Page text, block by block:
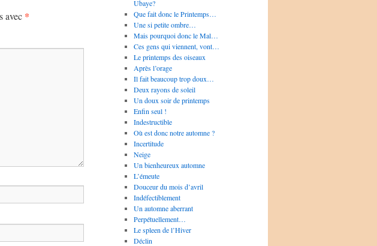
avec *
Ubaye?
Que fait donc le Printemps…
Une si petite ombre…
Mais pourquoi donc le Mal…
Ces gens qui viennent, vont…
Le printemps des oiseaux
Après l’orage
Il fait beaucoup trop doux…
Deux rayons de soleil
Un doux soir de printemps
Enfin seul !
Indestructible
Où est donc notre automne ?
Incertitude
Neige
Un bienheureux automne
L’émeute
Douceur du mois d’avril
Indéfectiblement
Un automne aberrant
Perpétuellement…
Le spleen de l’Hiver
Déclin